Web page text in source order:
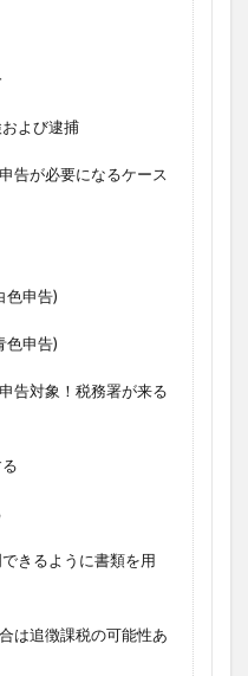
よび逮捕
告が必要になるケース
色申告)
色申告)
告対象！税務署が来る
きるように書類を用
は追徴課税の可能性あ